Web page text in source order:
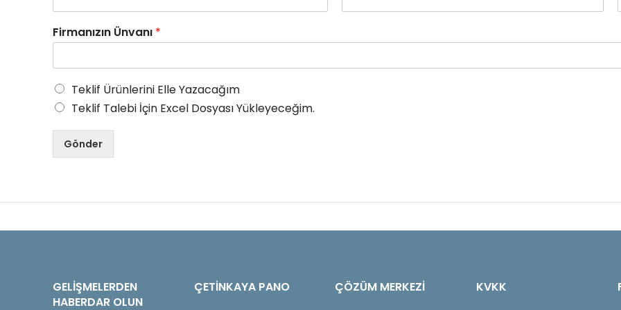
Firmanızın Ünvanı *
Teklif Ürünlerini Elle Yazacağım
Teklif Talebi İçin Excel Dosyası Yükleyeceğim.
Gönder
GELIŞMELERDEN
HABERDAR OLUN
ÇETINKAYA PANO ÇÖZÜM MERKEZİ KVKK